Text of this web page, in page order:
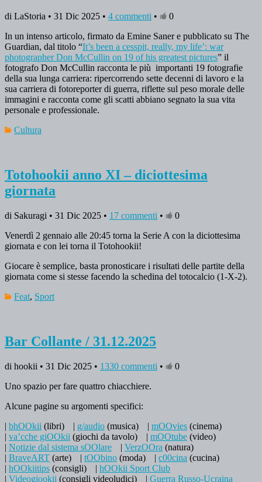
di LaStoria • 31 Dic 2025 • 4 commenti •
0
In un intenso articolo, firmato da Emine Saner e pubblicato su The
Guardian, dal titolo “It’s been a cesspit, really, my life’: war
photographer Don McCullin on 19 of his greatest pictures” il
fotografo Don McCullin racconta le più importanti 19 fotografie
della sua lunga carriera: ripercorrendo sette decenni di lavoro e la
sua carriera di fotoreporter di guerra, riflette sul peso morale delle
immagini e racconta come gli scatti abbiano segnato la sua vita
personale e professionale.
Cultura
Totohookii anno XI – diciottesima
giornata
di Sakuragi • 31 Dic 2025 • 17 commenti •
0
Venerdì 2 gennaio alle 20:45 torna la Serie A con la diciottesima
giornata e con lei torna il Totohookii!
Giocare è semplice, basta pronosticare i risultati delle partite della
giornata come si stesse facendo la schedina del totocalcio (1-X-2).
Feat, Sport
Bar Collante / 31.12.2025
di hookii • 31 Dic 2025 • 1330 commenti •
0
Uno spazio per fare quattro chiacchiere.
Alcune pagine su argomenti specifici:
| bhOOkii (libri) | g/audio (musica) | mOOvies (cinema)
| va’cche giOOkii (giochi da tavolo) | mOOtube (video)
| Notizie dal sistema sOOlare | VerzOOra (natura)
| BraveART (arte) | tOObino (moda) | c00cina (cucina)
| hOOkiitips (consigli) | hOOkii Sport Club
| Videogiookii (consigli videoludici) | Guerra Russo-Ucraina